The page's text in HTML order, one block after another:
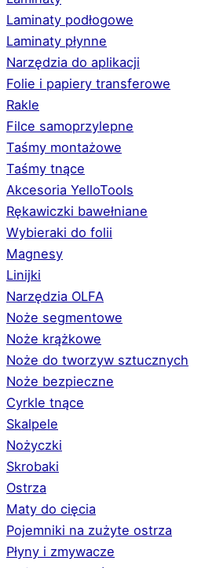
Laminaty podłogowe
Laminaty płynne
Narzędzia do aplikacji
Folie i papiery transferowe
Rakle
Filce samoprzylepne
Taśmy montażowe
Taśmy tnące
Akcesoria YelloTools
Rękawiczki bawełniane
Wybieraki do folii
Magnesy
Linijki
Narzędzia OLFA
Noże segmentowe
Noże krążkowe
Noże do tworzyw sztucznych
Noże bezpieczne
Cyrkle tnące
Skalpele
Nożyczki
Skrobaki
Ostrza
Maty do cięcia
Pojemniki na zużyte ostrza
Płyny i zmywacze